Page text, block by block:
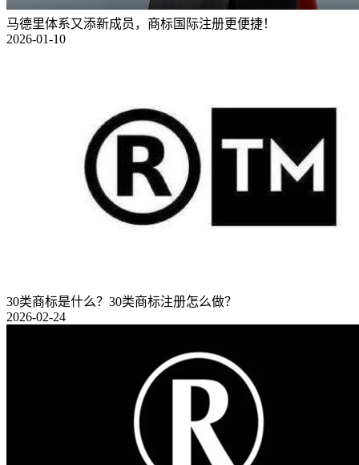
马德里体系又添新成员，商标国际注册更便捷！
2026-01-10
30类商标是什么？30类商标注册怎么做？
2026-02-24